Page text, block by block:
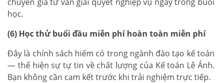
học.
(6) Học thử buổi đầu miễn phí hoàn toàn miễn phí
Đây là chính sách hiếm có trong ngành đào tạo kế toán
— thể hiện sự tự tin về chất lượng của Kế toán Lê Ánh.
Bạn không cần cam kết trước khi trải nghiệm trực tiếp.